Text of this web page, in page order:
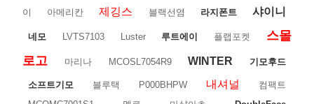
이
아메리칸 제깅스 블랙선염 라지폰트 샤이니
네모 LVTS7103 Luster 루트에이 플랩포켓
스몰
로고
마리나 MCOSL7054R9 WINTER 기모후드
소프트기모 블루택 P000BHPW 내셔널
컴팩트